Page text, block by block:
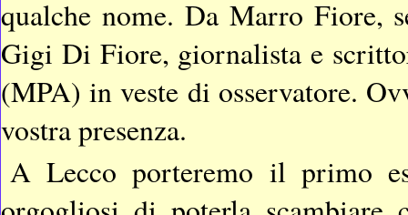
qualche nome. Da Marro Fiore,
Gigi Di Fiore, giornalista e
(MPA) in veste di osservatore.
vostra presenza.
A Lecco porteremo il primo